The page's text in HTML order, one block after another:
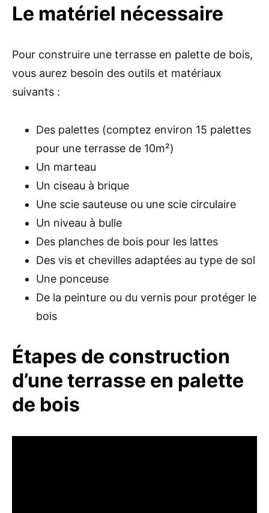
Le matériel nécessaire
Pour construire une terrasse en palette de bois,
vous aurez besoin des outils et matériaux
suivants :
Des palettes (comptez environ 15 palettes
pour une terrasse de 10m²)
Un marteau
Un ciseau à brique
Une scie sauteuse ou une scie circulaire
Un niveau à bulle
Des planches de bois pour les lattes
Des vis et chevilles adaptées au type de sol
Une ponceuse
De la peinture ou du vernis pour protéger le
bois
Étapes de construction
d’une terrasse en palette
de bois